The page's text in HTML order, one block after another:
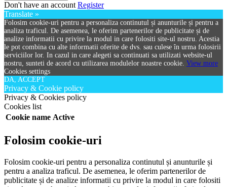
Don't have an account Register
Translate »
Folosim cookie-uri pentru a personaliza continutul și anunturile și pentru a
analiza traficul. De asemenea, le oferim partenerilor de publicitate și de
analize informatii cu privire la modul in care folositi site-ul nostru. Acestia
le pot combina cu alte informatii oferite de dvs. sau culese în urma folosirii
serviciilor lor. In cazul in care alegeti sa continuati sa utilizati website-ul
nostru, sunteti de acord cu utilizarea modulelor noastre cookie. View more
Cookies settings
DA, ACCEPT
Privacy & Cookie policy
Privacy & Cookies policy
Cookies list
Cookie name Active
Folosim cookie-uri
Folosim cookie-uri pentru a personaliza continutul și anunturile și
pentru a analiza traficul. De asemenea, le oferim partenerilor de
publicitate și de analize informatii cu privire la modul in care folositi